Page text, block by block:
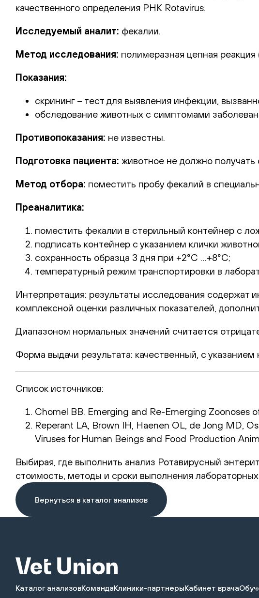
качественного определения РНК Rotavirus.
Исследуемый аналит: фекалии.
Метод исследования: полимеразная цепная
Показания:
скрининг – тест для выявления инфекции,
обследование животных с симптомами
Противопоказания: не известны.
Подготовка пациента: животное не должно
Метод отбора: поместить пробу фекалий в
Преаналитика:
поместить фекалии в стерильный контейнер с
подписать контейнер с указанием клички
сохранность образца 3 дня при +2°С …+8°С;
температурный режим транспортировки в
Интерпретация: результаты исследования содержат
комплексной оценки различных показателей,
Диапазоном нормальных значений считается
Форма выдачи результата: качественный, с
Список источников:
Chomel BB. Emerging and Re-Emerging Zoonoses
Reperant LA, Brown IH, Haenen OL, de Jong MD,
Viruses for Human Beings and Food Production
Выбирая, где выполнить анализ Ротавирусный
стоимость, методы и сроки выполнения
Вернуться в каталог анализов
Каталог анализовКомандаКлиники-партнерыКабинет врача